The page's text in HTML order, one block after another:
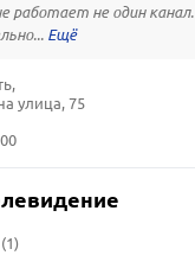
работает не один канал.
улица, 75